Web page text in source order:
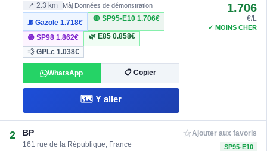
📍 2.3 km Màj Données de démonstration
⛽ Gazole1.718€
🔴 SP95-E10 1.706€
🟣 SP981.862€ 🌿 E85 0.858€
💨 GPLc1.038€
WhatsApp 📋 Copier
🗺️ Y aller
1.706
€/L
✓ MOINS CHER
2 BP
161 rue de la République, France
☆Ajouter aux favoris
SP95-E10